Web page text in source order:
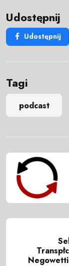
Udostępnij
Udostępnij
Tagi
podcast